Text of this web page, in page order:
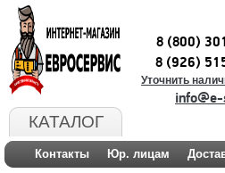
КАТАЛОГ
8 (800)
8 (926)
Уточнить
Контакты Юр. лицам